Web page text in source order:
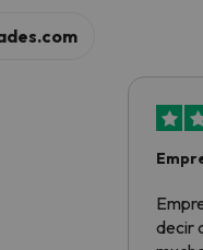
decir